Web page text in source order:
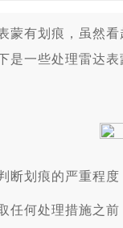
有划痕，虽然看
是一些处理雷达表
划痕的严重程度
何处理措施之前